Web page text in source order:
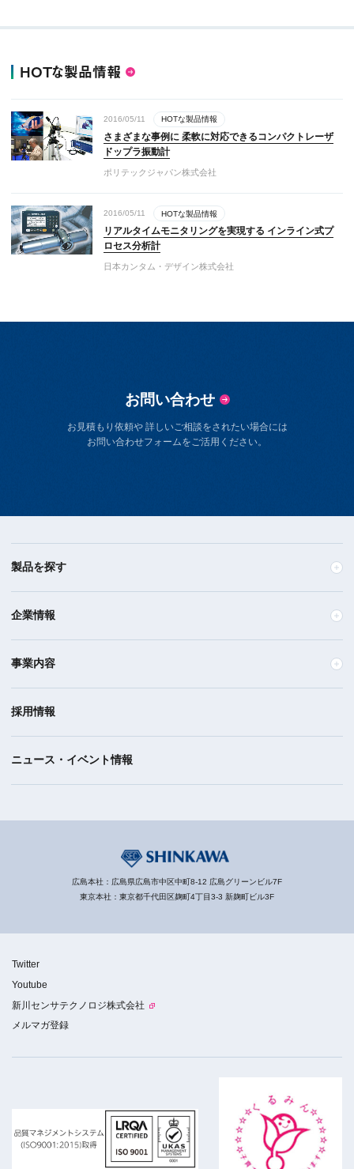
HOTな製品情報
2016/05/11 HOTな製品情報
さまざまな事例に 柔軟に対応できるコンパクトレーザ
ドップラ振動計
ポリテックジャパン株式会社
2016/05/11 HOTな製品情報
リアルタイムモニタリングを実現する インライン式プ
ロセス分析計
日本カンタム・デザイン株式会社
お問い合わせ
お見積もり依頼や 詳しいご相談をされたい場合には
お問い合わせフォームをご活用ください。
製品を探す
企業情報
事業内容
採用情報
ニュース・イベント情報
広島本社：広島県広島市中区中町8-12 広島グリーンビル7F
東京本社：東京都千代田区麹町4丁目3-3 新麹町ビル3F
Twitter
Youtube
新川センサテクノロジ株式会社
メルマガ登録